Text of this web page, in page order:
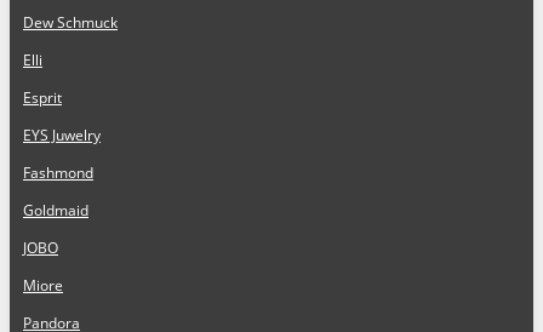
Dew Schmuck
Elli
Esprit
EYS Juwelry
Fashmond
Goldmaid
JOBO
Miore
Pandora